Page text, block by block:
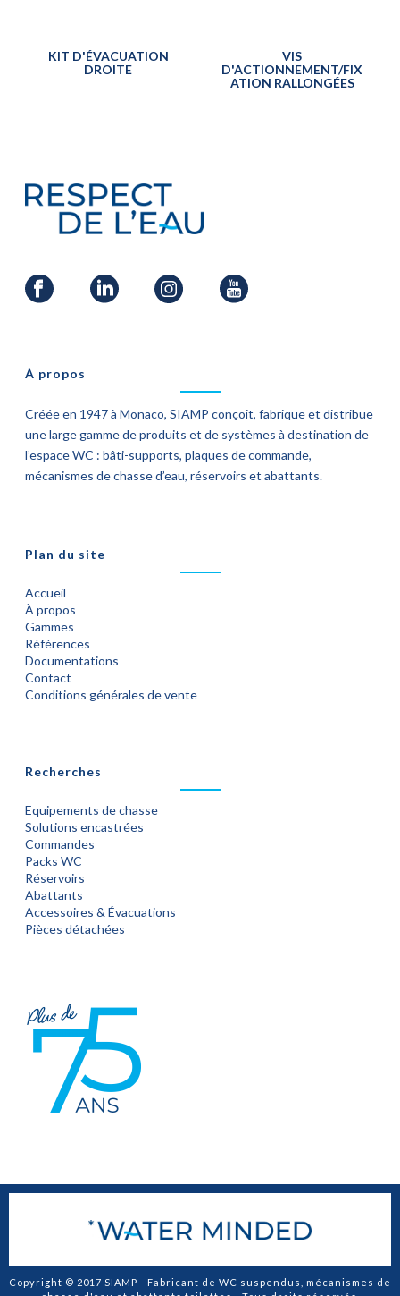
KIT D'ÉVACUATION
DROITE
VIS
D'ACTIONNEMENT/FIX
ATION RALLONGÉES
À propos
Créée en 1947 à Monaco, SIAMP conçoit, fabrique et distribue
une large gamme de produits et de systèmes à destination de
l’espace WC : bâti-supports, plaques de commande,
mécanismes de chasse d’eau, réservoirs et abattants.
Plan du site
Accueil
À propos
Gammes
Références
Documentations
Contact
Conditions générales de vente
Recherches
Equipements de chasse
Solutions encastrées
Commandes
Packs WC
Réservoirs
Abattants
Accessoires & Évacuations
Pièces détachées
Copyright © 2017 SIAMP - Fabricant de WC suspendus, mécanismes de